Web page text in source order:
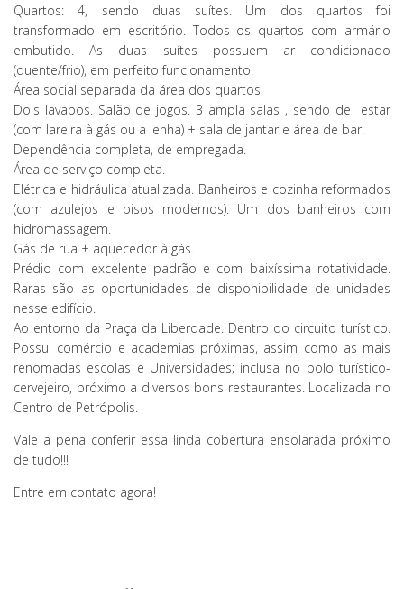
Quartos: 4, sendo duas suítes. Um dos quartos foi
transformado em escritório. Todos os quartos com armário
embutido. As duas suítes possuem ar condicionado
(quente/frio), em perfeito funcionamento.
Área social separada da área dos quartos.
Dois lavabos. Salão de jogos. 3 ampla salas , sendo de estar
(com lareira à gás ou a lenha) + sala de jantar e área de bar.
Dependência completa, de empregada.
Área de serviço completa.
Elétrica e hidráulica atualizada. Banheiros e cozinha reformados
(com azulejos e pisos modernos). Um dos banheiros com
hidromassagem.
Gás de rua + aquecedor à gás.
Prédio com excelente padrão e com baixíssima rotatividade.
Raras são as oportunidades de disponibilidade de unidades
nesse edifício.
Ao entorno da Praça da Liberdade. Dentro do circuito turístico.
Possui comércio e academias próximas, assim como as mais
renomadas escolas e Universidades; inclusa no polo turístico-
cervejeiro, próximo a diversos bons restaurantes. Localizada no
Centro de Petrópolis.
Vale a pena conferir essa linda cobertura ensolarada próximo
de tudo!!!
Entre em contato agora!